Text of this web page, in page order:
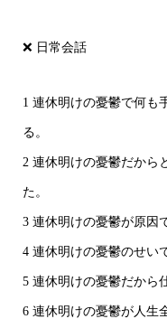
❌ 日常会話
1 連休明けの憂鬱で何も
る。
2 連休明けの憂鬱だから
た。
3 連休明けの憂鬱が原因
4 連休明けの憂鬱のせい
5 連休明けの憂鬱だから
6 連休明けの憂鬱が人生